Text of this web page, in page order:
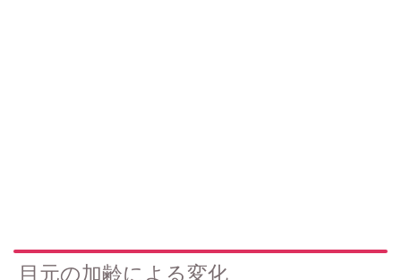
目元の加齢による変化